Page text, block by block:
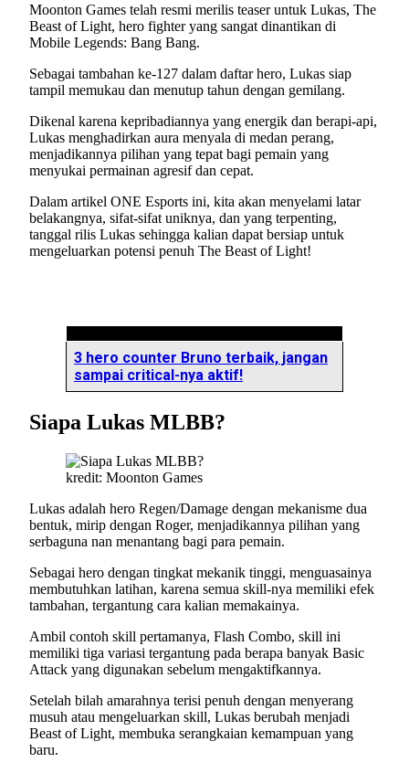
Moonton Games telah resmi merilis teaser untuk Lukas, The
Beast of Light, hero fighter yang sangat dinantikan di
Mobile Legends: Bang Bang.
Sebagai tambahan ke-127 dalam daftar hero, Lukas siap
tampil memukau dan menutup tahun dengan gemilang.
Dikenal karena kepribadiannya yang energik dan berapi-api,
Lukas menghadirkan aura menyala di medan perang,
menjadikannya pilihan yang tepat bagi pemain yang
menyukai permainan agresif dan cepat.
Dalam artikel ONE Esports ini, kita akan menyelami latar
belakangnya, sifat-sifat uniknya, dan yang terpenting,
tanggal rilis Lukas sehingga kalian dapat bersiap untuk
mengeluarkan potensi penuh The Beast of Light!
3 hero counter Bruno terbaik, jangan
sampai critical-nya aktif!
Siapa Lukas MLBB?
kredit: Moonton Games
Lukas adalah hero Regen/Damage dengan mekanisme dua
bentuk, mirip dengan Roger, menjadikannya pilihan yang
serbaguna nan menantang bagi para pemain.
Sebagai hero dengan tingkat mekanik tinggi, menguasainya
membutuhkan latihan, karena semua skill-nya memiliki efek
tambahan, tergantung cara kalian memakainya.
Ambil contoh skill pertamanya, Flash Combo, skill ini
memiliki tiga variasi tergantung pada berapa banyak Basic
Attack yang digunakan sebelum mengaktifkannya.
Setelah bilah amarahnya terisi penuh dengan menyerang
musuh atau mengeluarkan skill, Lukas berubah menjadi
Beast of Light, membuka serangkaian kemampuan yang
baru.